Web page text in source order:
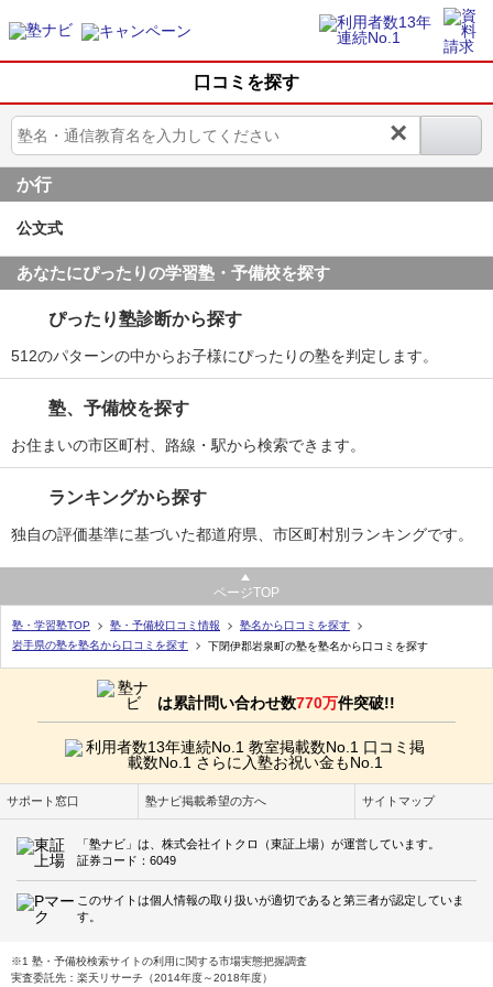
口コミを探す
×
か行
公文式
あなたにぴったりの学習塾・予備校を探す
ぴったり塾診断から探す
512のパターンの中からお子様にぴったりの塾を判定します。
塾、予備校を探す
お住まいの市区町村、路線・駅から検索できます。
ランキングから探す
独自の評価基準に基づいた都道府県、市区町村別ランキングです。
ページTOP
塾・学習塾TOP 塾・予備校口コミ情報
塾名から口コミを探す
岩手県の塾を塾名から口コミを探す
下閉伊郡岩泉町の塾を塾名から口コミを探す
は累計問い合わせ数770万件突破!!
サポート窓口 塾ナビ掲載希望の方へ サイトマップ
「塾ナビ」は、株式会社イトクロ（東証上場）が運営しています。
証券コード：6049
このサイトは個人情報の取り扱いが適切であると第三者が認定していま
す。
※1 塾・予備校検索サイトの利用に関する市場実態把握調査
実査委託先：楽天リサーチ（2014年度～2018年度）